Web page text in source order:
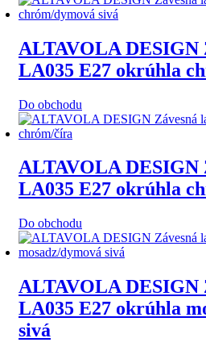
ALTAVOLA DESIGN
LA035 E27 okrúhla
Do obchodu
ALTAVOLA DESIGN
LA035 E27 okrúhla
Do obchodu
ALTAVOLA DESIGN
LA035 E27 okrúhla
sivá